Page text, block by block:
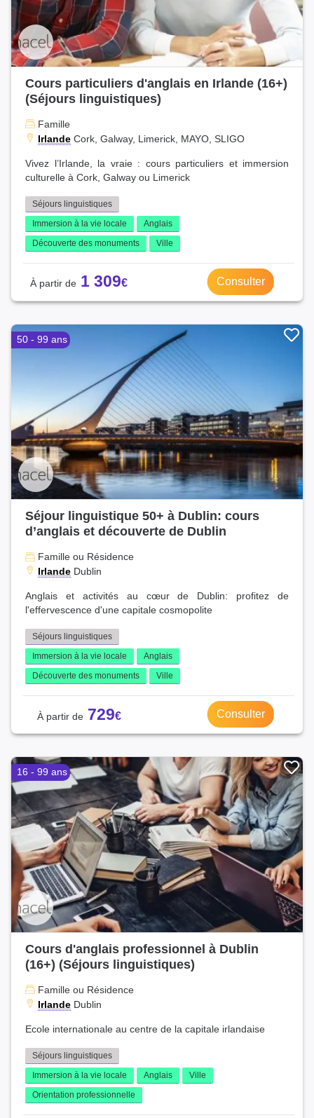
Cours particuliers d'anglais en Irlande (16+)
(Séjours linguistiques)
Famille
Irlande Cork, Galway, Limerick, MAYO, SLIGO
Vivez l’Irlande, la vraie : cours particuliers et immersion
culturelle à Cork, Galway ou Limerick
Séjours linguistiques
Immersion à la vie locale
Anglais
Découverte des monuments
Ville
1 309 Consulter
50 - 99 ans
Séjour linguistique 50+ à Dublin: cours
d’anglais et découverte de Dublin
Famille ou Résidence
Irlande Dublin
Anglais et activités au cœur de Dublin: profitez de
l'effervescence d'une capitale cosmopolite
Séjours linguistiques
Immersion à la vie locale
Anglais
Découverte des monuments
Ville
729 Consulter
16 - 99 ans
Cours d'anglais professionnel à Dublin
(16+) (Séjours linguistiques)
Famille ou Résidence
Irlande Dublin
Ecole internationale au centre de la capitale irlandaise
Séjours linguistiques
Immersion à la vie locale
Anglais
Ville
Orientation professionnelle